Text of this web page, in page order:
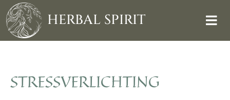
Skip
to
content
HERBAL SPIRIT
STRESSVERLICHTING